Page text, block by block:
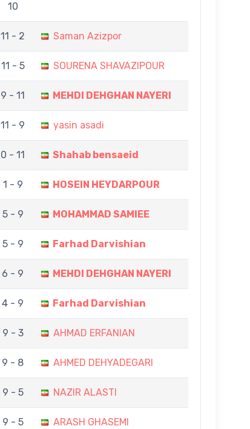
10
11 - 2 Saman Azizpor
11 - 5 SOURENA SHAVAZIPOUR
9 - 11 MEHDI DEHGHAN NAYERI
11 - 9 yasin asadi
0 - 11 Shahab bensaeid
1 - 9 HOSEIN HEYDARPOUR
5 - 9 MOHAMMAD SAMIEE
5 - 9 Farhad Darvishian
6 - 9 MEHDI DEHGHAN NAYERI
4 - 9 Farhad Darvishian
9 - 3 AHMAD ERFANIAN
9 - 8 AHMED DEHYADEGARI
9 - 5 NAZIR ALASTI
9 - 5 ARASH GHASEMI